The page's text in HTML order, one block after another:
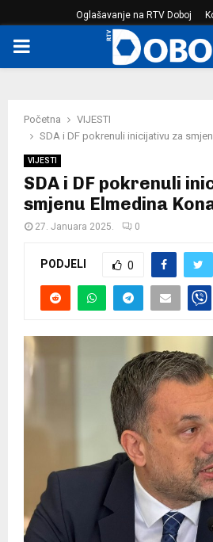
Oglašavanje na RTV Doboj
PRIMARY
Početna
VIJESTI
SDA i DF pokrenuli inicijativu za
VIJESTI
SDA i DF pokrenuli
smjenu Elmedina
27. Januara 2025. 0
PODJELI 0